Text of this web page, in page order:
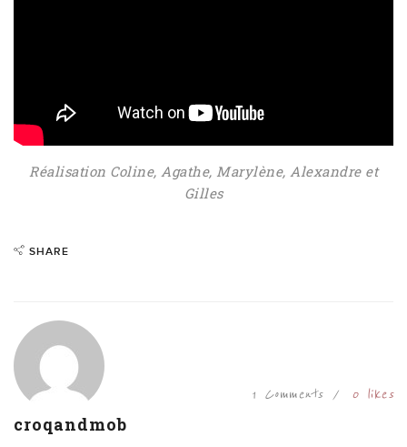
Réalisation Coline, Agathe, Marylène, Alexandre et
Gilles
SHARE
croqandmob
1 Comments 0likes